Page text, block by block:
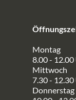
Montag
8.00 -
Mittwoch
7.30 -